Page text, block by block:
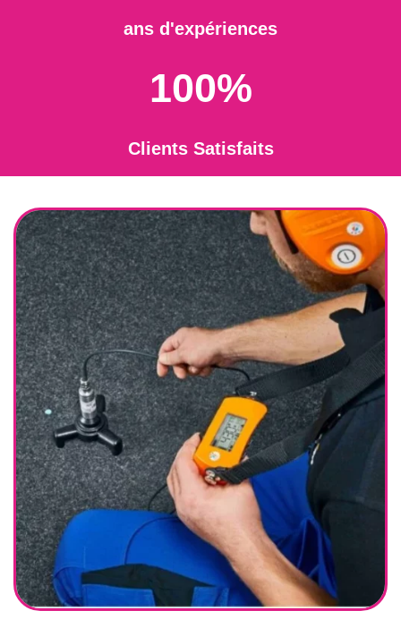
ans d'expériences
100%
Clients Satisfaits